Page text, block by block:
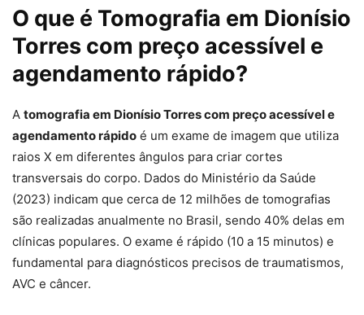
O que é Tomografia em Dionísio
Torres com preço acessível e
agendamento rápido?
A tomografia em Dionísio Torres com preço acessível e
agendamento rápido é um exame de imagem que utiliza
raios X em diferentes ângulos para criar cortes
transversais do corpo. Dados do Ministério da Saúde
(2023) indicam que cerca de 12 milhões de tomografias
são realizadas anualmente no Brasil, sendo 40% delas em
clínicas populares. O exame é rápido (10 a 15 minutos) e
fundamental para diagnósticos precisos de traumatismos,
AVC e câncer.